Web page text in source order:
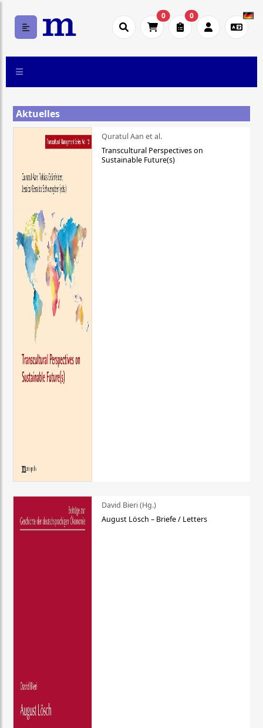
0 0
Aktuelles
Quratul Aan et al.
Transcultural Perspectives on
Sustainable Future(s)
David Bieri (Hg.)
August Lösch – Briefe / Letters